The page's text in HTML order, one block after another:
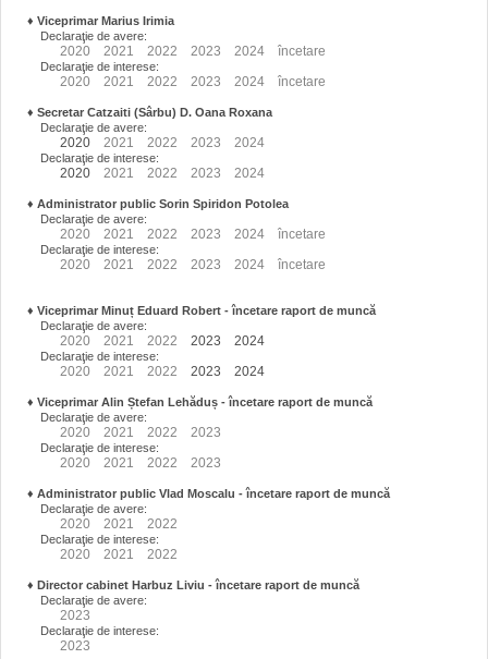
♦ Viceprimar Marius Irimia
Declaraţie de avere:
2020 2021 2022 2023 2024 încetare
Declaraţie de interese:
2020 2021 2022 2023 2024 încetare
♦ Secretar Catzaiti (Sârbu) D. Oana Roxana
Declaraţie de avere:
2020 2021 2022 2023 2024
Declaraţie de interese:
2020 2021 2022 2023 2024
♦ Administrator public Sorin Spiridon Potolea
Declaraţie de avere:
2020 2021 2022 2023 2024 încetare
Declaraţie de interese:
2020 2021 2022 2023 2024 încetare
♦ Viceprimar Minuț Eduard Robert - încetare raport de muncă
Declaraţie de avere:
2020 2021 2022 2023 2024
Declaraţie de interese:
2020 2021 2022 2023 2024
♦ Viceprimar Alin Ștefan Lehăduș - încetare raport de muncă
Declaraţie de avere:
2020 2021 2022 2023
Declaraţie de interese:
2020 2021 2022 2023
♦ Administrator public Vlad Moscalu - încetare raport de muncă
Declaraţie de avere:
2020 2021 2022
Declaraţie de interese:
2020 2021 2022
♦ Director cabinet Harbuz Liviu - încetare raport de muncă
Declaraţie de avere:
2023
Declaraţie de interese:
2023